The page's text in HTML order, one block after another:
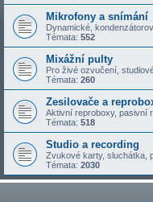
Mikrofony a snímání
Dynamické,
Témata: 552
Mixážní pulty
Pro živé ozvučení,
Témata: 260
Zesilovače a
Aktivní reproboxy, pasivní
Témata: 518
Studio a recording
Zvukové karty, sluchátka,
Témata: 2030